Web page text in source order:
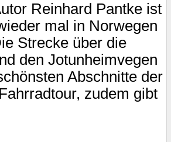
Reinhard Pantke ist
mal in Norwegen
Strecke über die
den Jotunheimvegen
Abschnitte der
zudem gibt